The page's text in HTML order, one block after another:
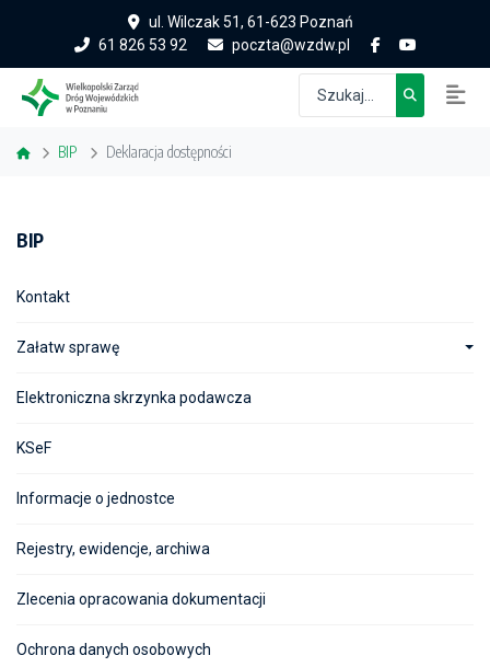
ul. Wilczak 51, 61-623 Poznań
61 826 53 92
poczta@wzdw.pl
BIP Deklaracja dostępności
BIP
Kontakt
Załatw sprawę
Elektroniczna skrzynka podawcza
KSeF
Informacje o jednostce
Rejestry, ewidencje, archiwa
Zlecenia opracowania dokumentacji
Ochrona danych osobowych